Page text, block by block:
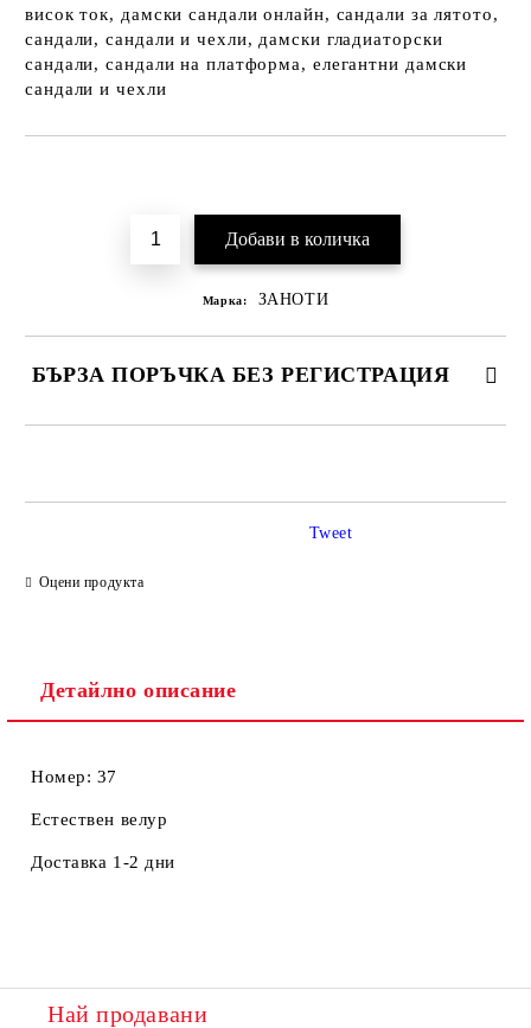
висок ток, дамски сандали онлайн, сандали за лятото,
сандали, сандали и чехли, дамски гладиаторски
сандали, сандали на платформа, елегантни дамски
сандали и чехли
Марка: ЗАНОТИ
БЪРЗА ПОРЪЧКА БЕЗ РЕГИСТРАЦИЯ
Оцени продукта
Tweet
Детайлно описание
Номер: 37
Естествен велур
Доставка 1-2 дни
Най продавани